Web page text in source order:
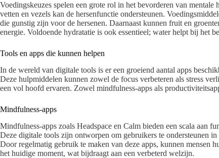
Voedingskeuzes spelen een grote rol in het bevorderen van
vetten en vezels kan de hersenfunctie ondersteunen.
die gunstig zijn voor de hersenen. Daarnaast kunnen fruit en
energie. Voldoende hydratatie is ook essentieel; water helpt bij het
Tools en apps die kunnen helpen
In de wereld van digitale tools is er een groeiend aantal apps
Deze hulpmiddelen kunnen zowel de focus verbeteren als stress
een vol hoofd ervaren. Zowel mindfulness-apps als
Mindfulness-apps
Mindfulness-apps zoals Headspace en Calm bieden een scala aan
Deze digitale tools zijn ontworpen om gebruikers te ondersteunen
Door regelmatig gebruik te maken van deze apps, kunnen mensen
het huidige moment, wat bijdraagt aan een verbeterd welzijn.